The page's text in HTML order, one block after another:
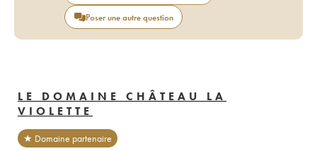
Poser une autre question
LE DOMAINE CHÂTEAU LA
VIOLETTE
★ Domaine partenaire